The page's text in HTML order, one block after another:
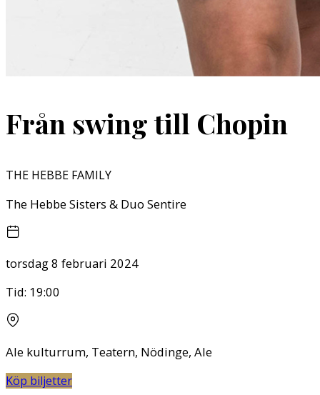
Från swing till Chopin
THE HEBBE FAMILY
The Hebbe Sisters & Duo Sentire
torsdag 8 februari 2024
Tid: 19:00
Ale kulturrum, Teatern, Nödinge, Ale
Köp biljetter